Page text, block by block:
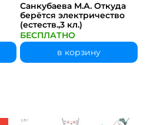
Санкубаева М.А. Откуда
берётся электричество
(естеств.,3 кл.)
БЕСПЛАТНО
в корзину